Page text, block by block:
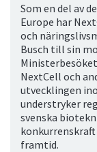
Som en del av
Europe har
och
Busch till sin
NextCell och
utvecklingen
understryker
svenska
framtid.